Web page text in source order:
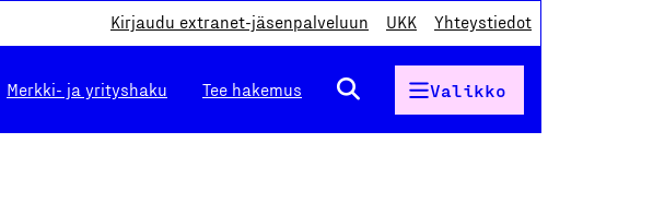
Kirjaudu extranet-jäsenpalveluun UKK Yhteystiedot
Merkki- ja yrityshaku Tee hakemus Valikko